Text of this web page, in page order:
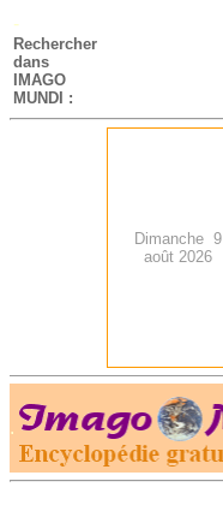
-
Rechercher
dans
IMAGO
MUNDI :
Dimanche 9
août 2026
.